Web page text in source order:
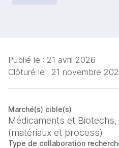
Publié le : 21 avril 2026
Clôturé le : 21 novembre
Marché(s) cible(s)
Médicaments et
(matériaux et process)
Type de collaboration